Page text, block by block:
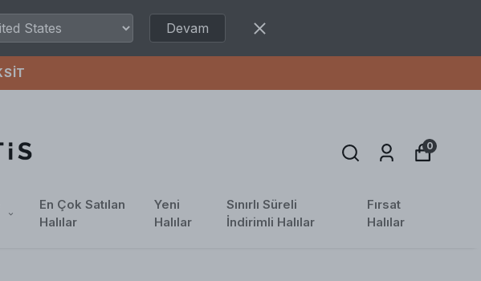
Devam
En Çok Satılan
Halılar
Yeni
Halılar
Sınırlı Süreli
İndirimli Halılar
Fırsat
Halılar
0